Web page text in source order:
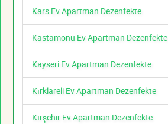
Kars Ev Apartman Dezenfekte
Kastamonu Ev Apartman Dezenfekte
Kayseri Ev Apartman Dezenfekte
Kırklareli Ev Apartman Dezenfekte
Kırşehir Ev Apartman Dezenfekte